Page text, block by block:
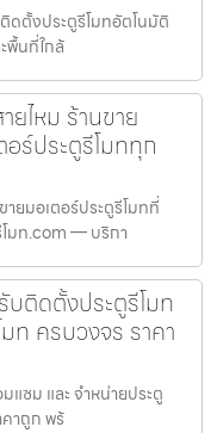
ดตั้งประตูรีโมทอัตโนมัติ
พื้นที่ใกล้
ยไหม ร้านขาย
ร์ประตูรีโมททุก
ยมอเตอร์ประตูรีโมทที่
โมท.com — บริกา
บติดตั้งประตูรีโมท
ท ครบวงจร ราคา
ซม และ จำหน่ายประตู
คาถูก พร้